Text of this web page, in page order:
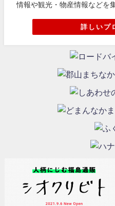
情報や観光・物産情報などを
詳しいプ